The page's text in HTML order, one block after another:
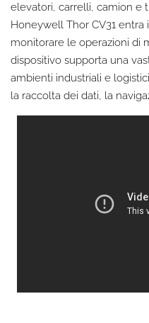
elevatori, carrelli, camion e
Honeywell Thor CV31
monitorare le operazioni di
dispositivo supporta una
ambienti industriali e
la raccolta dei dati, la
Privacy Policy